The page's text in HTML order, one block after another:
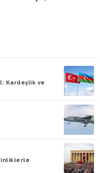
geldi
Kardeşlik ve